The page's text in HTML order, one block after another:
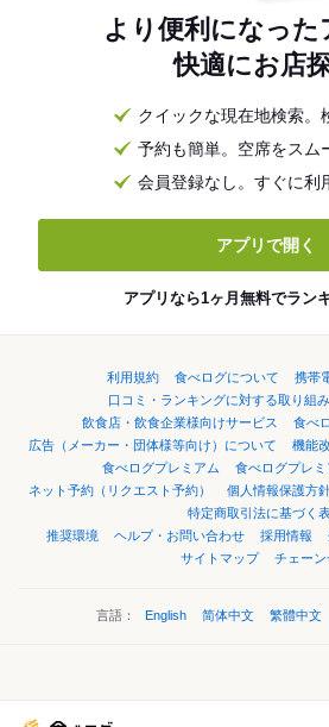
より便利になった
快適にお店
クイックな現在地検索。
予約も簡単。空席をスム
会員登録なし。すぐに利
アプリで開く
アプリなら1ヶ月無料でラン
利用規約 食べログについて
携帯
口コミ・ランキングに対する取り組み
飲食店・飲食企業様向けサービス
食べ
広告（メーカー・団体様等向け）について
機能
食べログプレミアム
食べログプレ
ネット予約（リクエスト予約）
個人情報保護方
特定商取引法に基づく
推奨環境
ヘルプ・お問い合わせ 採用情報
サイトマップ
チェーン
言語： English 简体中文 繁體中文